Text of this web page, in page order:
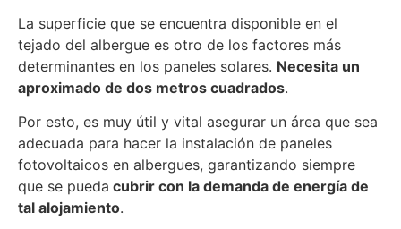
La superficie que se encuentra disponible en el
tejado del albergue es otro de los factores más
determinantes en los paneles solares. Necesita un
aproximado de dos metros cuadrados.
Por esto, es muy útil y vital asegurar un área que sea
adecuada para hacer la instalación de paneles
fotovoltaicos en albergues, garantizando siempre
que se pueda cubrir con la demanda de energía de
tal alojamiento.